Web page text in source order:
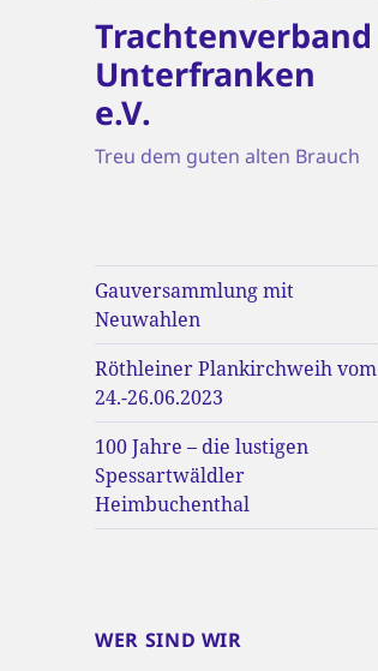
Trachtenverband
Unterfranken
e.V.
Treu dem guten alten Brauch
Gauversammlung mit
Neuwahlen
Röthleiner Plankirchweih vom
24.-26.06.2023
100 Jahre – die lustigen
Spessartwäldler
Heimbuchenthal
WER SIND WIR